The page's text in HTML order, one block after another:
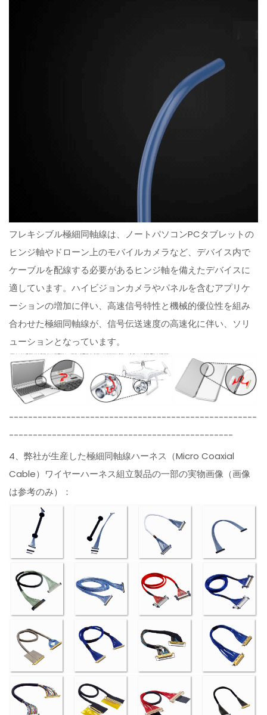
フレキシブル極細同軸線は、ノートパソコンPCタブレットの
ヒンジ軸やドローン上のモバイルカメラなど、デバイス内で
ケーブルを配線する必要があるヒンジ軸を備えたデバイスに
適しています。ハイビジョンカメラやパネルを含むアプリケ
ーションの増加に伴い、高速信号特性と機械的優位性を組み
合わせた極細同軸線が、信号伝送速度の高速化に伴い、ソリ
ューションとなっています。
----------------------------------------------------
-----------------------------------------------
4、弊社が生産した極細同軸線ハーネス（Micro Coaxial
Cable）ワイヤーハーネス組立製品の一部の実物画像（画像
は参考のみ）：